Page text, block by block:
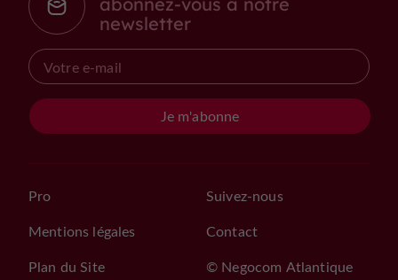
newsletter
Je m'abonne
Pro
Mentions légales
Plan du Site
Suivez-nous
Contact
© Negocom Atlantique